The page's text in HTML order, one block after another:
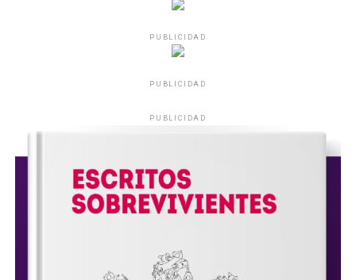
PUBLICIDAD
PUBLICIDAD
PUBLICIDAD